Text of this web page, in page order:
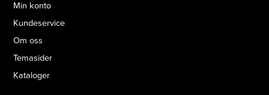
Min konto
Kundeservice
Om oss
Temasider
Kataloger